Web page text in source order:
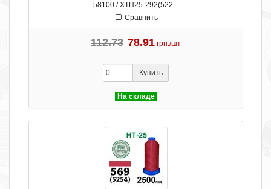
58100 / ХТП25-292(522...
Сравнить
112.73 78.91 грн./шт
Купить
На складе